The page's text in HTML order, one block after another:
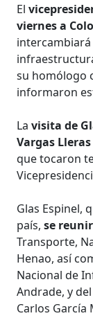
El
viernes a
su homólogo
informaron
Lavisita de
Vargas
que tocaron
Glas Espinel,
país,se
Transporte,
Henao, así
Nacional de
Andrade, y
Carlos García